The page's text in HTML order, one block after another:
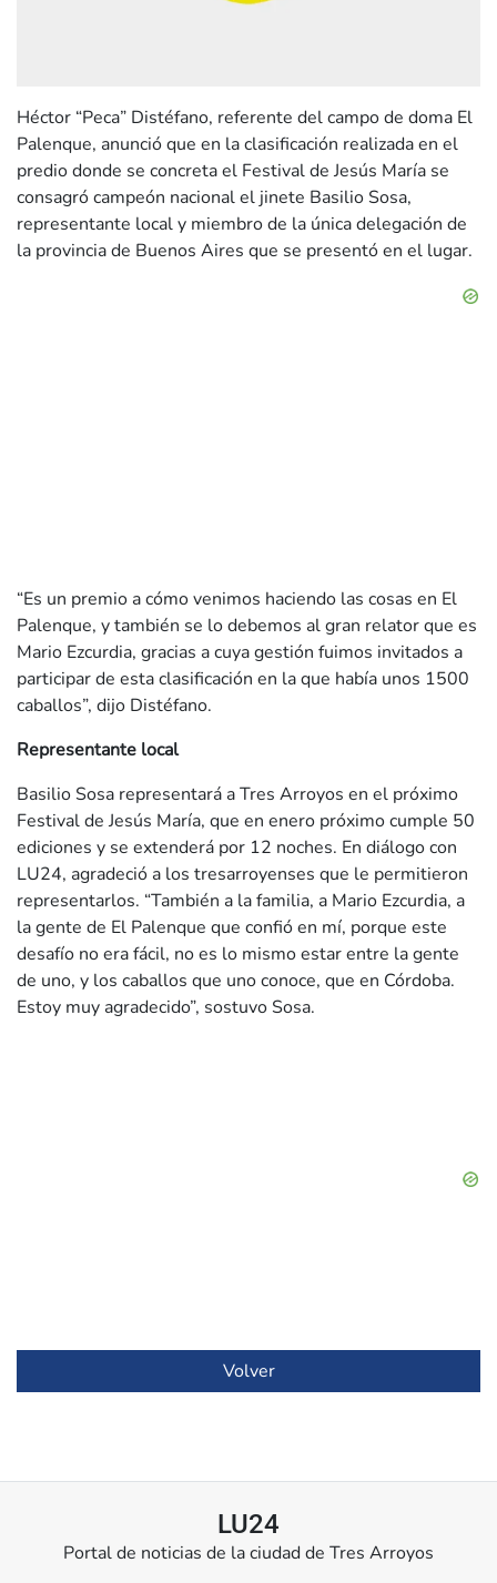
Héctor “Peca” Distéfano, referente del campo de doma El
Palenque, anunció que en la clasificación realizada en el
predio donde se concreta el Festival de Jesús María se
consagró campeón nacional el jinete Basilio Sosa,
representante local y miembro de la única delegación de
la provincia de Buenos Aires que se presentó en el lugar.
“Es un premio a cómo venimos haciendo las cosas en El
Palenque, y también se lo debemos al gran relator que es
Mario Ezcurdia, gracias a cuya gestión fuimos invitados a
participar de esta clasificación en la que había unos 1500
caballos”, dijo Distéfano.
Representante local
Basilio Sosa representará a Tres Arroyos en el próximo
Festival de Jesús María, que en enero próximo cumple 50
ediciones y se extenderá por 12 noches. En diálogo con
LU24, agradeció a los tresarroyenses que le permitieron
representarlos. “También a la familia, a Mario Ezcurdia, a
la gente de El Palenque que confió en mí, porque este
desafío no era fácil, no es lo mismo estar entre la gente
de uno, y los caballos que uno conoce, que en Córdoba.
Estoy muy agradecido”, sostuvo Sosa.
Volver
LU24
Portal de noticias de la ciudad de Tres Arroyos